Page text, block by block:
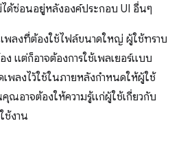
ด้ซ่อนอยู่หลังองค์ประกอบ UI อื่นๆ
เพลงที่ต้องใช้ไฟล์ขนาดใหญ่ ผู้ใช้ทราบ
ง แต่ก็อาจต้องการใช้เพลเยอร์แบบ
พลงไว้ใช้ในภายหลังกำหนดให้ผู้ใช้
ณอาจต้องให้ความรู้แก่ผู้ใช้เกี่ยวกับ
ช้งาน